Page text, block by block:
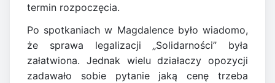
termin rozpoczęcia.
Po spotkaniach w Magdalence było wiadomo,
że sprawa legalizacji „Solidarności” była
załatwiona. Jednak wielu działaczy opozycji
zadawało sobie pytanie jaką cenę trzeba